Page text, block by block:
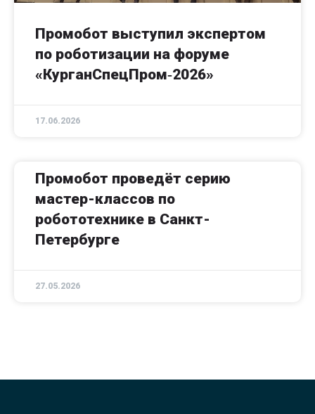
Промобот выступил экспертом
по роботизации на форуме
«КурганСпецПром‑2026»
17.06.2026
Промобот проведёт серию
мастер-классов по
робототехнике в Санкт-
Петербурге
27.05.2026